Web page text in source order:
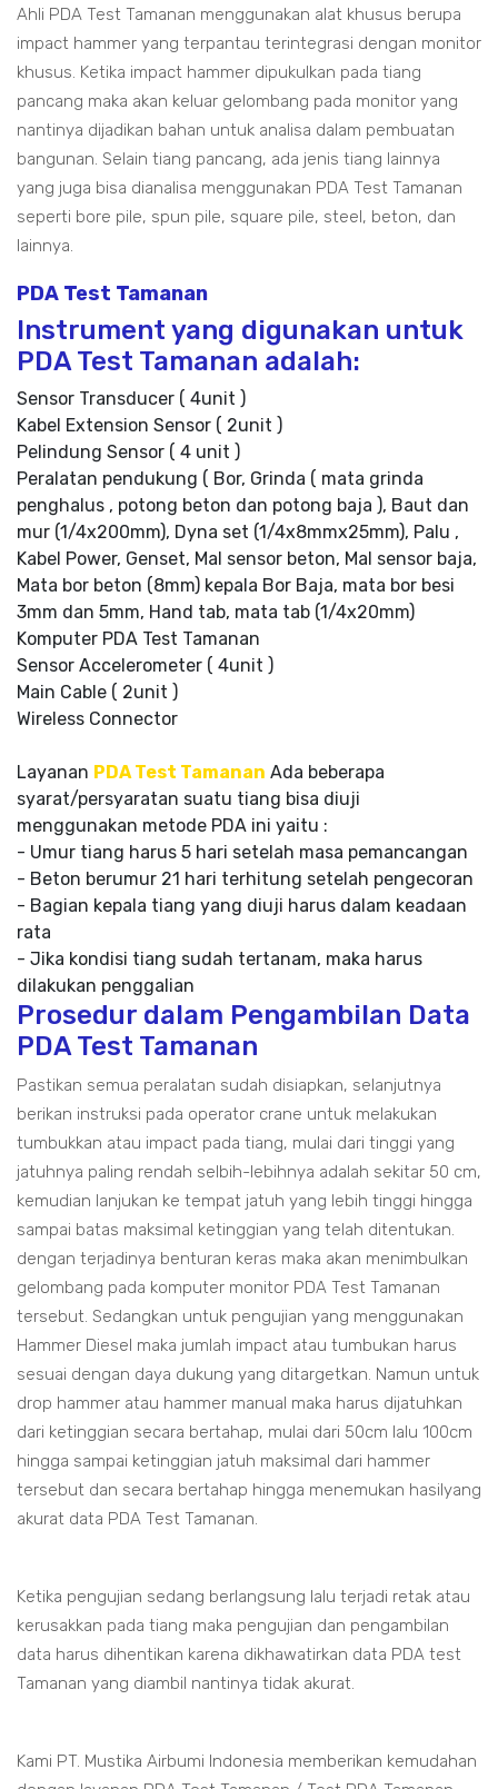
Ahli PDA Test Tamanan menggunakan alat khusus berupa
impact hammer yang terpantau terintegrasi dengan monitor
khusus. Ketika impact hammer dipukulkan pada tiang
pancang maka akan keluar gelombang pada monitor yang
nantinya dijadikan bahan untuk analisa dalam pembuatan
bangunan. Selain tiang pancang, ada jenis tiang lainnya
yang juga bisa dianalisa menggunakan PDA Test Tamanan
seperti bore pile, spun pile, square pile, steel, beton, dan
lainnya.
PDA Test Tamanan
Instrument yang digunakan untuk
PDA Test Tamanan adalah:
Sensor Transducer ( 4unit )
Kabel Extension Sensor ( 2unit )
Pelindung Sensor ( 4 unit )
Peralatan pendukung ( Bor, Grinda ( mata grinda
penghalus , potong beton dan potong baja ), Baut dan
mur (1/4x200mm), Dyna set (1/4x8mmx25mm), Palu ,
Kabel Power, Genset, Mal sensor beton, Mal sensor baja,
Mata bor beton (8mm) kepala Bor Baja, mata bor besi
3mm dan 5mm, Hand tab, mata tab (1/4x20mm)
Komputer PDA Test Tamanan
Sensor Accelerometer ( 4unit )
Main Cable ( 2unit )
Wireless Connector
Layanan PDA Test Tamanan Ada beberapa
syarat/persyaratan suatu tiang bisa diuji
menggunakan metode PDA ini yaitu :
- Umur tiang harus 5 hari setelah masa pemancangan
- Beton berumur 21 hari terhitung setelah pengecoran
- Bagian kepala tiang yang diuji harus dalam keadaan
rata
- Jika kondisi tiang sudah tertanam, maka harus
dilakukan penggalian
Prosedur dalam Pengambilan Data
PDA Test Tamanan
Pastikan semua peralatan sudah disiapkan, selanjutnya
berikan instruksi pada operator crane untuk melakukan
tumbukkan atau impact pada tiang, mulai dari tinggi yang
jatuhnya paling rendah selbih-lebihnya adalah sekitar 50 cm,
kemudian lanjukan ke tempat jatuh yang lebih tinggi hingga
sampai batas maksimal ketinggian yang telah ditentukan.
dengan terjadinya benturan keras maka akan menimbulkan
gelombang pada komputer monitor PDA Test Tamanan
tersebut. Sedangkan untuk pengujian yang menggunakan
Hammer Diesel maka jumlah impact atau tumbukan harus
sesuai dengan daya dukung yang ditargetkan. Namun untuk
drop hammer atau hammer manual maka harus dijatuhkan
dari ketinggian secara bertahap, mulai dari 50cm lalu 100cm
hingga sampai ketinggian jatuh maksimal dari hammer
tersebut dan secara bertahap hingga menemukan hasilyang
akurat data PDA Test Tamanan.
Ketika pengujian sedang berlangsung lalu terjadi retak atau
kerusakkan pada tiang maka pengujian dan pengambilan
data harus dihentikan karena dikhawatirkan data PDA test
Tamanan yang diambil nantinya tidak akurat.
Kami PT. Mustika Airbumi Indonesia memberikan kemudahan